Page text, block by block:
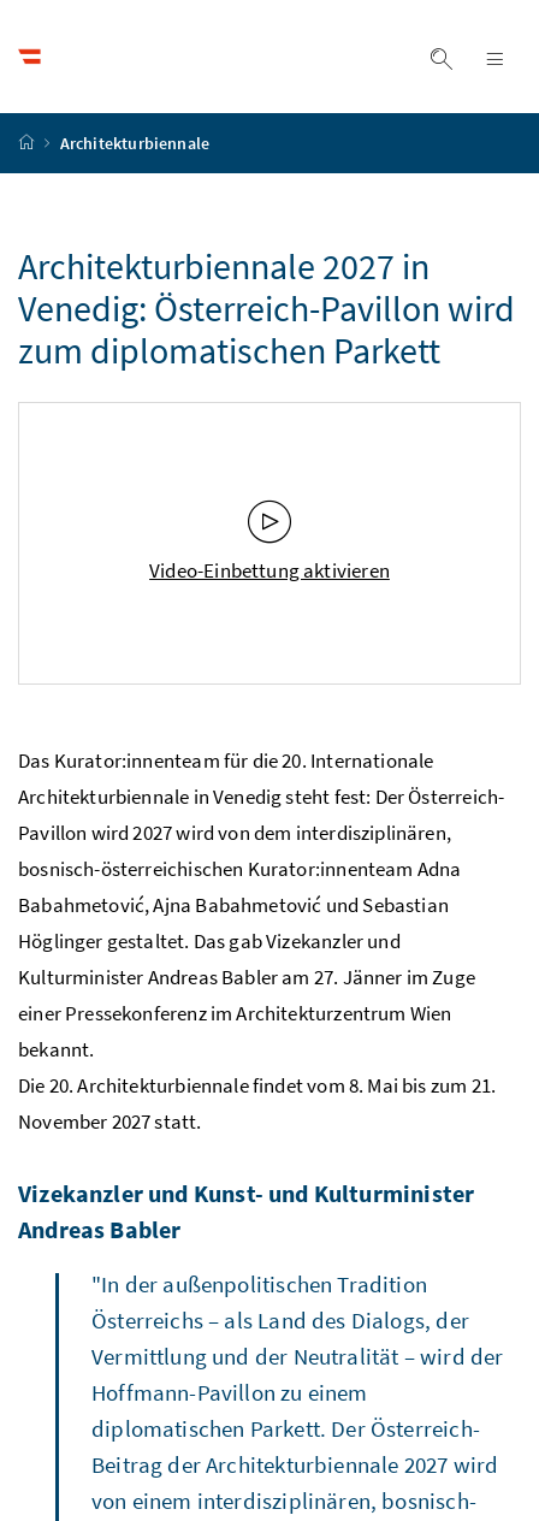
Suche
Startseite
Architekturbiennale
Architekturbiennale 2027 in
Venedig: Österreich-Pavillon wird
zum diplomatischen Parkett
Video-Einbettung aktivieren
Das Kurator:innenteamfür die 20. Internationale
Architekturbiennale in Venedig steht fest: Der Österreich-
Pavillon wird 2027 wird von dem interdisziplinären,
bosnisch-österreichischen Kurator:innenteam Adna
Babahmetović, Ajna Babahmetović und Sebastian
Höglinger gestaltet. Das gab Vizekanzler und
Kulturminister Andreas Babler am 27. Jänner im Zuge
einer Pressekonferenz im Architekturzentrum Wien
bekannt.
Die 20. Architekturbiennale findet vom 8. Mai bis zum 21.
November 2027 statt.
Vizekanzler und Kunst- und Kulturminister
Andreas Babler
"In der außenpolitischen Tradition
Österreichs – als Land des Dialogs, der
Vermittlung und der Neutralität – wird der
Hoffmann-Pavillon zu einem
diplomatischen Parkett. Der Österreich-
Beitrag der Architekturbiennale 2027 wird
von einem interdisziplinären, bosnisch-